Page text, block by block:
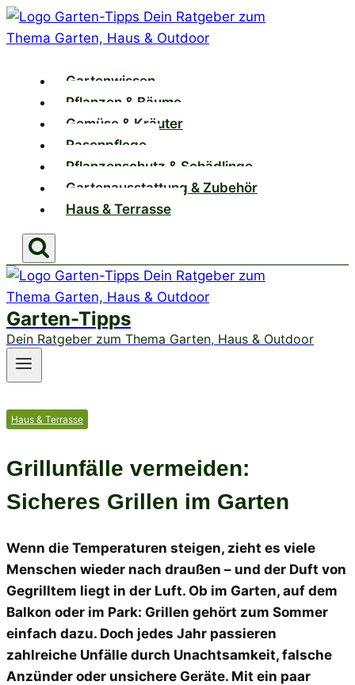
Zum
Inhalt
Gartenwissen
Pflanzen & Bäume
Gemüse & Kräuter
Rasenpflege
Pflanzenschutz & Schädlinge
Gartenausstattung & Zubehör
Haus & Terrasse
Garten-Tipps
Dein Ratgeber zum Thema Garten, Haus & Outdoor
Haus & Terrasse
Grillunfälle vermeiden:
Sicheres Grillen im Garten
Wenn die Temperaturen steigen, zieht es viele
Menschen wieder nach draußen – und der Duft von
Gegrilltem liegt in der Luft. Ob im Garten, auf dem
Balkon oder im Park: Grillen gehört zum Sommer
einfach dazu. Doch jedes Jahr passieren
zahlreiche Unfälle durch Unachtsamkeit, falsche
Anzünder oder unsichere Geräte. Mit ein paar